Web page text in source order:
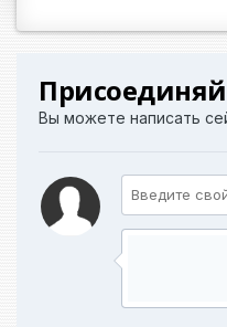
Вы можете написать